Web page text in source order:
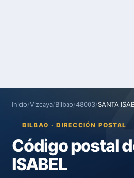
Inicio/Vizcaya/Bilbao/48003/SANTA
BILBAO · DIRECCIÓN POSTAL
Código postal
ISABEL